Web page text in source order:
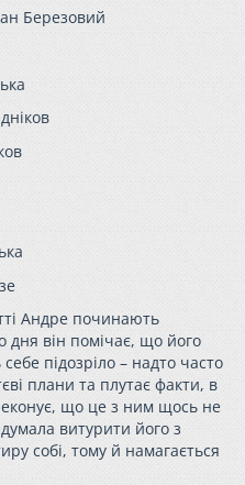
Березовий
Андре починають
дня він помічає, що його
підозріло – надто часто
плани та плутає факти, в
що це з ним щось не
витурити його з
собі, тому й намагається